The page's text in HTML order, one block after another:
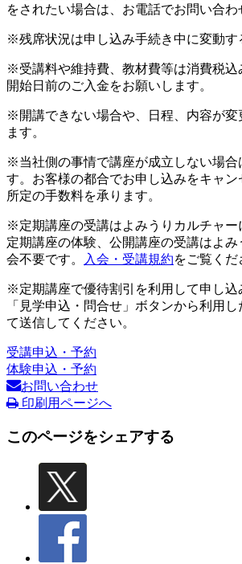
をされたい場合は、お電話でお問い合わ
※残席状況は申し込み手続き中に変動す
※受講料や維持費、教材費等は消費税込
開始日前のご入金をお願いします。
※開講できない場合や、日程、内容が変
ます。
※当社側の事情で講座が成立しない場合
す。お客様の都合でお申し込みをキャン
所定の手数料を承ります。
※定期講座の受講はよみうりカルチャー
定期講座の体験、公開講座の受講はよみ
会不要です。
入会・受講規約をご覧くだ
※定期講座で優待割引を利用して申し込
「見学申込・問合せ」ボタンから利用
て送信してください。
受講申込・予約
体験申込・予約
お問い合わせ
印刷用ページへ
このページをシェアする